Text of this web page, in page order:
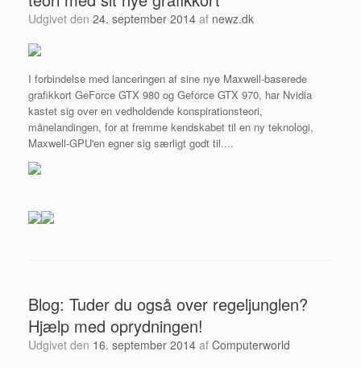
Udgivet den 24. september 2014 af newz.dk
I forbindelse med lanceringen af sine nye Maxwell-baserede
grafikkort GeForce GTX 980 og Geforce GTX 970, har Nvidia
kastet sig over en vedholdende konspirationsteori,
månelandingen, for at fremme kendskabet til en ny teknologi,
Maxwell-GPU'en egner sig særligt godt til....
Blog: Tuder du også over regeljunglen?
Hjælp med oprydningen!
Udgivet den 16. september 2014 af Computerworld